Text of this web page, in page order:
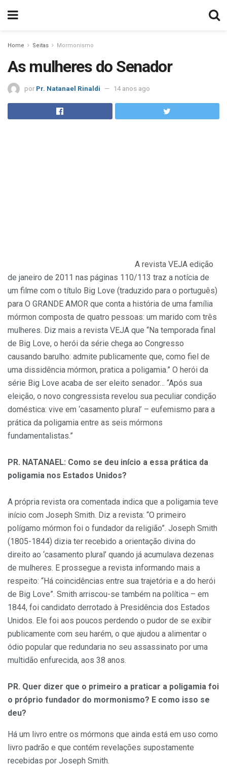
Home Seitas Mormonismo
As mulheres do Senador
por Pr. Natanael Rinaldi 14 anos ago
A revista VEJA edição
de janeiro de 2011 nas páginas 110/113 traz a notícia de
um filme com o título Big Love (traduzido para o português)
para O GRANDE AMOR que conta a história de uma família
mórmon composta de quatro pessoas: um marido com três
mulheres. Diz mais a revista VEJA que “Na temporada final
de Big Love, o herói da série chega ao Congresso
causando barulho: admite publicamente que, como fiel de
uma dissidência mórmon, pratica a poligamia.” O herói da
série Big Love acaba de ser eleito senador… “Após sua
eleição, o novo congressista revelou sua peculiar condição
doméstica: vive em ‘casamento plural’ – eufemismo para a
prática da poligamia entre as seis mórmons
fundamentalistas.”
PR. NATANAEL: Como se deu início a essa prática da
poligamia nos Estados Unidos?
A própria revista ora comentada indica que a poligamia teve
início com Joseph Smith. Diz a revista: “O primeiro
polígamo mórmon foi o fundador da religião”. Joseph Smith
(1805-1844) dizia ter recebido a orientação divina do
direito ao ‘casamento plural’ quando já acumulava dezenas
de mulheres. E prossegue a revista informando mais a
respeito: “Há coincidências entre sua trajetória e a do herói
de Big Love”. Smith arriscou-se também na política – em
1844, foi candidato derrotado à Presidência dos Estados
Unidos. Ele foi aos poucos perdendo o pudor de se exibir
publicamente com seu harém, o que ajudou a alimentar o
ódio popular que redundaria no seu assassinato por uma
multidão enfurecida, aos 38 anos.
PR. Quer dizer que o primeiro a praticar a poligamia foi
o próprio fundador do mormonismo? E como isso se
deu?
Há um livro entre os mórmons que ainda está em uso como
livro padrão e que contém revelações supostamente
recebidas por Joseph Smith.